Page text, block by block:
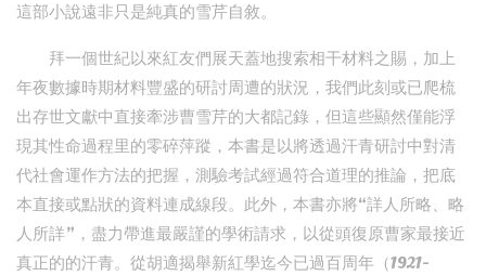
這部小說遠非只是純真的雪芹自敘。
拜一個世紀以來紅友們展天蓋地搜索相干材料之賜，加上
年夜數據時期材料豐盛的研討周遭的狀況，我們此刻或已爬梳
出存世文獻中直接牽涉曹雪芹的大都記錄，但這些顯然僅能浮
現其性命過程里的零碎萍蹤，本書是以將透過汗青研討中對清
代社會運作方法的把握，測驗考試經過符合道理的推論，把底
本直接或點狀的資料連成線段。此外，本書亦將“詳人所略、略
人所詳”，盡力帶進最嚴謹的學術請求，以從頭復原曹家最接近
真正的的汗青。從胡適揭舉新紅學迄今已過百周年（1921-